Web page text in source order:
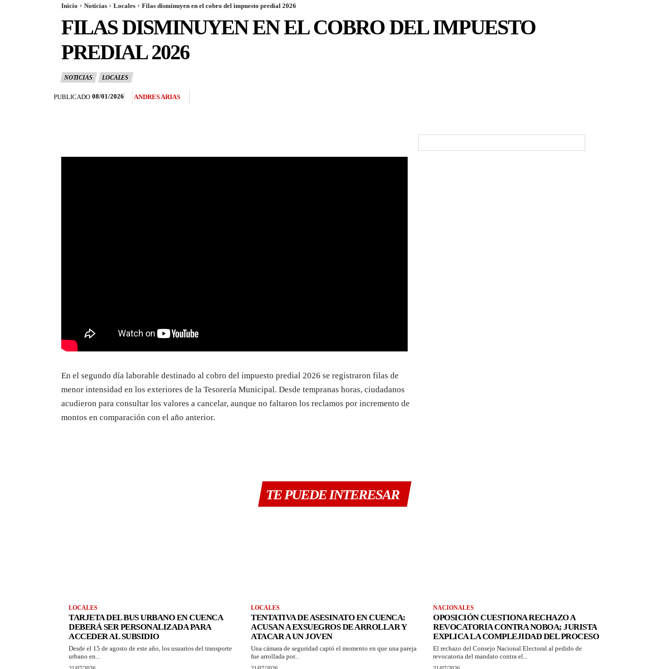
Inicio Noticias Locales Filas disminuyen en el cobro del impuesto predial 2026
FILAS DISMINUYEN EN EL COBRO DEL IMPUESTO
PREDIAL 2026
NOTICIAS LOCALES
PUBLICADO 08/01/2026 ANDRES ARIAS
En el segundo día laborable destinado al cobro del impuesto predial 2026 se registraron filas de
menor intensidad en los exteriores de la Tesorería Municipal. Desde tempranas horas, ciudadanos
acudieron para consultar los valores a cancelar, aunque no faltaron los reclamos por incremento de
montos en comparación con el año anterior.
TE PUEDE INTERESAR
LOCALES
TARJETA DEL BUS URBANO EN CUENCA
DEBERÁ SER PERSONALIZADA PARA
ACCEDER AL SUBSIDIO
Desde el 15 de agosto de este año, los usuarios del transporte
urbano en...
LOCALES
TENTATIVA DE ASESINATO EN CUENCA:
ACUSAN A EXSUEGROS DE ARROLLAR Y
ATACAR A UN JOVEN
Una cámara de seguridad captó el momento en que una pareja
fue arrollada por...
NACIONALES
OPOSICIÓN CUESTIONA RECHAZO A
REVOCATORIA CONTRA NOBOA; JURISTA
EXPLICA LA COMPLEJIDAD DEL PROCESO
El rechazo del Consejo Nacional Electoral al pedido de
revocatoria del mandato contra el...